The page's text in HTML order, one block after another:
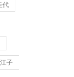
代
子